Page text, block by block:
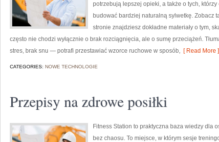
potrzebują lepszej opieki, a także o tych,
budować bardziej naturalną sylwetkę. Zobacz
stronie znajdziesz dokładne materiały o tym,
często nie chodzi wyłącznie o brak rozciągnięcia, ale o sumę przeciążeń.
stres, brak snu — potrafi przestawiać wzorce ruchowe w sposób, [ Read More ]
CATEGORIES: NOWE TECHNOLOGIE
Przepisy na zdrowe posiłki
Fitness Station to praktyczna baza wiedzy dla
bez chaosu. To miejsce, w którym sesje